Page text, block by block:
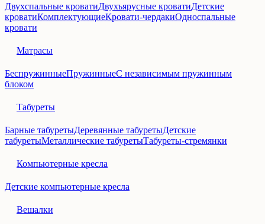
Двухспальные кроватиДвухъярусные кроватиДетские
кроватиКомплектующиеКровати-чердакиОдноспальные
кровати
Матрасы
БеспружинныеПружинныеС независимым пружинным
блоком
Табуреты
Барные табуретыДеревянные табуретыДетские
табуретыМеталлические табуретыТабуреты-стремянки
Компьютерные кресла
Детские компьютерные кресла
Вешалки